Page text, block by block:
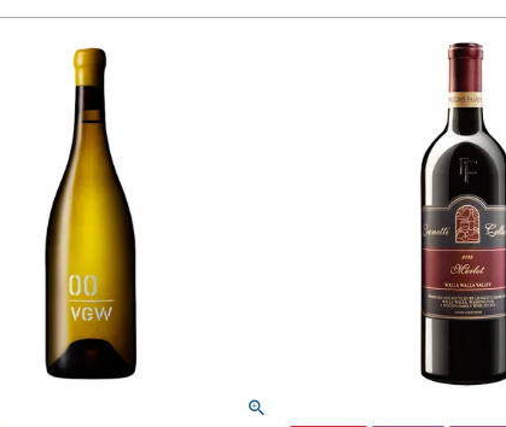
り付ける仕立て方)
・ヴィンヤーズについて
・ヴィンヤーズは、その名の
で畑を耕しています。カユー
イン通から羨望のまなざしを
った、ヴィニュロン(ブドウ
ン醸造までを一貫して手掛け
者)のクリストフ・バロン。
代はすべての畑に馬がいまし
フはワラワラで最初にバイオ
を採用しただけではなく、馬
した最初の人物でもありま
機械ではなく馬しか入れない
■醸造について
野生酵母にて全房発酵100％
間、新樽60％のフレンチオ
ョン)にて澱の上で28か月間
す。アルコール度14.5％。
■ケイ・ヴィントナーズにつ
K(ケイ)・ヴィントナーズは
州のシラーの造り手として
のチャールズ・スミスが手
たり、ワイナリーで見習い
アンスが感じられます。そ
香りや、旨味を伴うハーブ
ミディアムからフルボディ
に含むとジューシーでみず
ッシュな要素が広がります
備えつつ、きめ細やかなタ
く感じられる、料理との相
です。飲み頃：2025～2041
ー：Anthony Mueller 2024
自社畑カイユー・ヴィンヤ